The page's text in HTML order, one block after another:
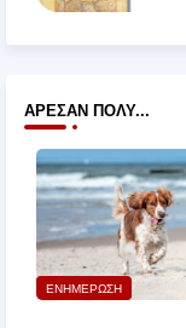
ΆΡΕΣΑΝ ΠΟΛΎ...
ΕΝΗΜΕΡΩΣΗ